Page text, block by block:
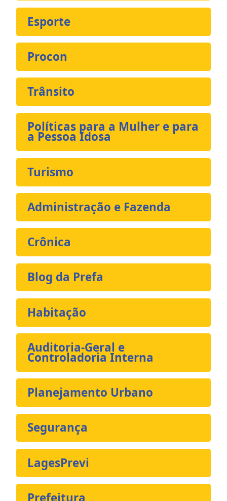
Esporte
Procon
Trânsito
Políticas para a Mulher e para
a Pessoa Idosa
Turismo
Administração e Fazenda
Crônica
Blog da Prefa
Habitação
Auditoria-Geral e
Controladoria Interna
Planejamento Urbano
Segurança
LagesPrevi
Prefeitura